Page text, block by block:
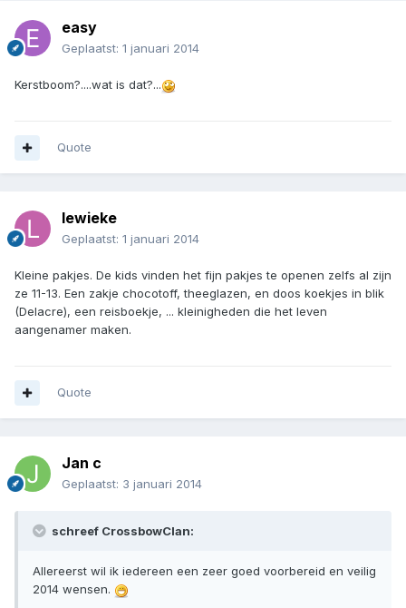
easy
Geplaatst: 1 januari 2014
Kerstboom?....wat is dat?...
Quote
lewieke
Geplaatst: 1 januari 2014
Kleine pakjes. De kids vinden het fijn pakjes te openen zelfs al zijn
ze 11-13. Een zakje chocotoff, theeglazen, en doos koekjes in blik
(Delacre), een reisboekje, ... kleinigheden die het leven
aangenamer maken.
Quote
Jan c
Geplaatst: 3 januari 2014
schreef CrossbowClan:
Allereerst wil ik iedereen een zeer goed voorbereid en veilig
2014 wensen.